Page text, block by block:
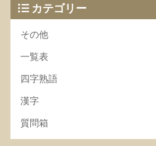
カテゴリー
その他
一覧表
四字熟語
漢字
質問箱